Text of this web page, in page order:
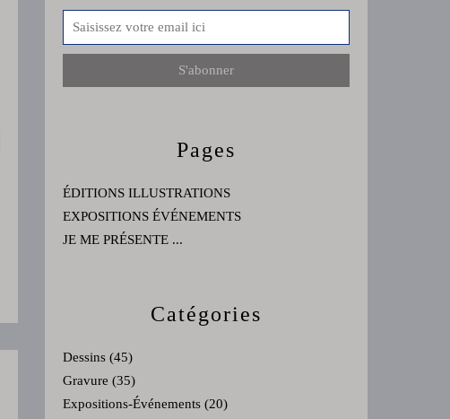
Catégories
Dessins (45)
Gravure (35)
Expositions-Événements (20)
Pages
ÉDITIONS ILLUSTRATIONS
EXPOSITIONS ÉVÉNEMENTS
JE ME PRÉSENTE ...